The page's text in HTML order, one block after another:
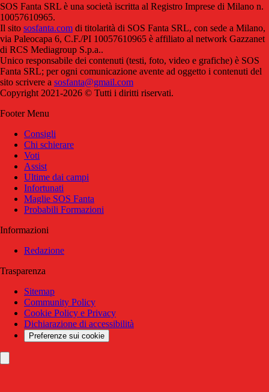
SOS Fanta SRL è una società iscritta al Registro Imprese di Milano n.
10057610965.
Il sito sosfanta.com di titolarità di SOS Fanta SRL, con sede a Milano,
via Paleocapa 6, C.F./PI 10057610965 è affiliato al network Gazzanet
di RCS Mediagroup S.p.a..
Unico responsabile dei contenuti (testi, foto, video e grafiche) è SOS
Fanta SRL; per ogni comunicazione avente ad oggetto i contenuti del
sito scrivere a sosfanta@gmail.com
Copyright 2021-2026 © Tutti i diritti riservati.
Footer Menu
Consigli
Chi schierare
Voti
Assist
Ultime dai campi
Infortunati
Maglie SOS Fanta
Probabili Formazioni
Informazioni
Redazione
Trasparenza
Sitemap
Community Policy
Cookie Policy e Privacy
Dichiarazione di accessibilità
Preferenze sui cookie